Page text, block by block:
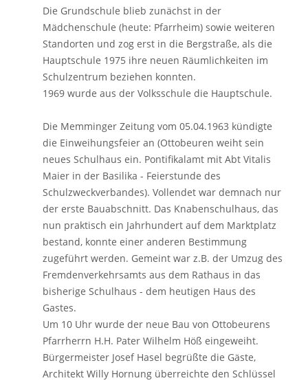
Die Grundschule blieb zunächst in der
Mädchenschule (heute: Pfarrheim) sowie weiteren
Standorten und zog erst in die Bergstraße, als die
Hauptschule 1975 ihre neuen Räumlichkeiten im
Schulzentrum beziehen konnten.
1969 wurde aus der Volksschule die Hauptschule.
Die Memminger Zeitung vom 05.04.1963 kündigte
die Einweihungsfeier an (Ottobeuren weiht sein
neues Schulhaus ein. Pontifikalamt mit Abt Vitalis
Maier in der Basilika - Feierstunde des
Schulzweckverbandes). Vollendet war demnach nur
der erste Bauabschnitt. Das Knabenschulhaus, das
nun praktisch ein Jahrhundert auf dem Marktplatz
bestand, konnte einer anderen Bestimmung
zugeführt werden. Gemeint war z.B. der Umzug des
Fremdenverkehrsamts aus dem Rathaus in das
bisherige Schulhaus - dem heutigen Haus des
Gastes.
Um 10 Uhr wurde der neue Bau von Ottobeurens
Pfarrherrn H.H. Pater Wilhelm Höß eingeweiht.
Bürgermeister Josef Hasel begrüßte die Gäste,
Architekt Willy Hornung überreichte den Schlüssel